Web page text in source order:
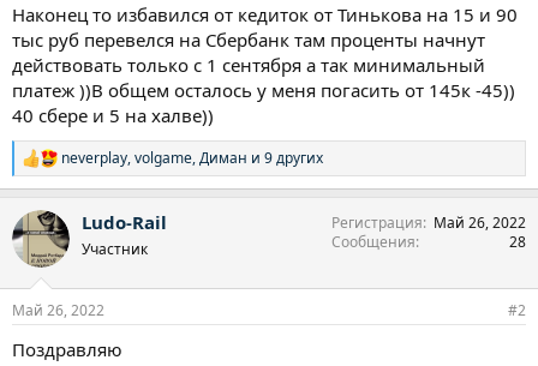
Наконец то избавился от кедиток от Тинькова на 15 и 90
тыс руб перевелся на Сбербанк там проценты начнут
действовать только с 1 сентября а так минимальный
платеж ))В общем осталось у меня погасить от 145к -45))
40 сбере и 5 на халве))
Р
е
к
ц
и
neverplay,volgame,Диман и 9 других
Ludo-Rail
Участник
Регистрация
Май 26, 2022
Сообщения
28
Май 26, 2022 #2
Поздравляю